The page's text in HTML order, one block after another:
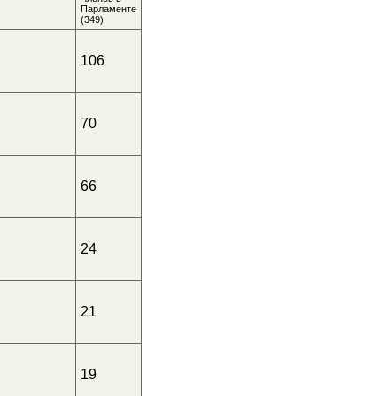
Парламенте
(349)
106
70
66
24
21
19